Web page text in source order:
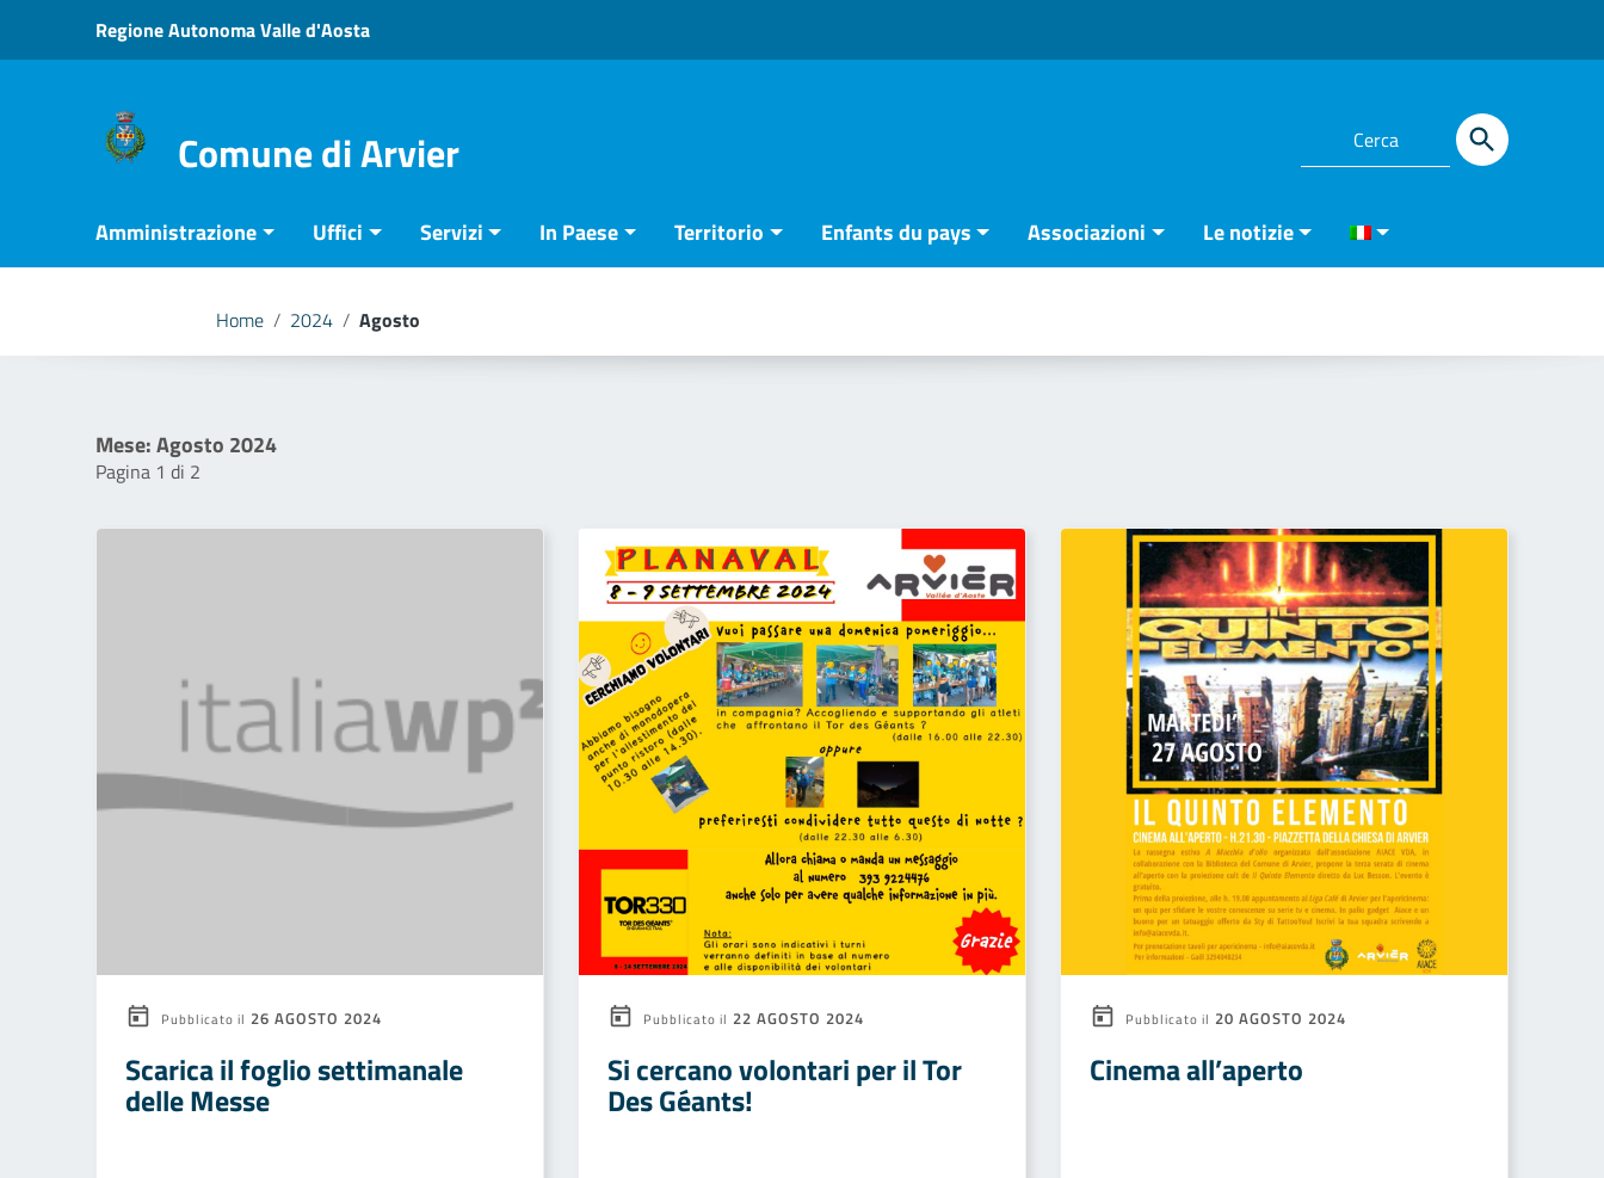
Vai ai contenuti
Vai al menu di navigazione
Regione Autonoma Valle d'Aosta
Comune di Arvier
Amministrazione Uffici Servizi In Paese Territorio Enfants du pays Associazioni Le notizie
Home / 2024 / Agosto
Mese:Agosto 2024
Pagina 1 di 2
Pubblicato il 26 AGOSTO 2024
Scarica il foglio settimanale
delle Messe
Pubblicato il 22 AGOSTO 2024
Si cercano volontari per il Tor
Des Géants!
Pubblicato il 20 AGOSTO 2024
Cinema all’aperto